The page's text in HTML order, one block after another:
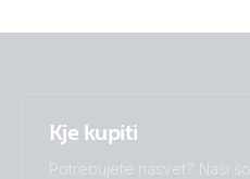
Kje kupiti
Potrebujete nasvet? Naši